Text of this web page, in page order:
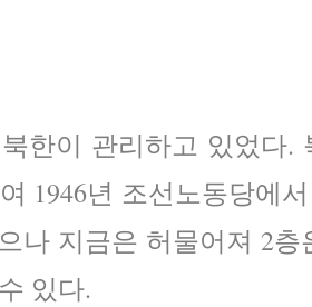
한이 관리하고 있었다
1946년 조선노동당에
나 지금은 허물어져 2
있다.